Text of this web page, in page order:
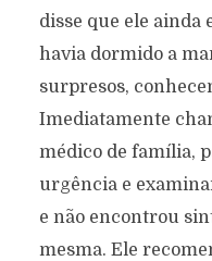
Texto original
Categoría:Prosa
4
disse que ele ainda
havia dormido a
surpresos,
Imediatamente
médico de família,
urgência e
e não encontrou
mesma. Ele